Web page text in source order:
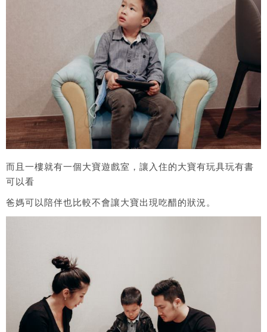
而且一樓就有一個大寶遊戲室，讓入住的大寶有玩具玩有書
可以看
爸媽可以陪伴也比較不會讓大寶出現吃醋的狀況。